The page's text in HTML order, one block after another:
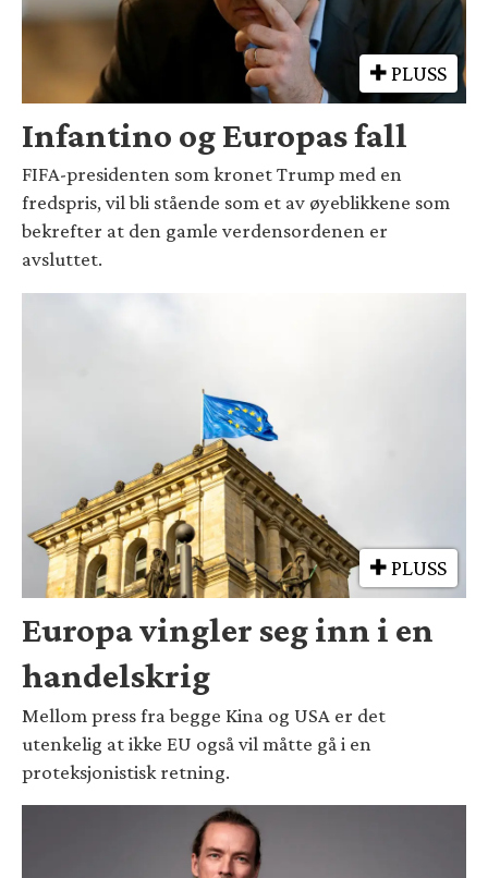
PLUSS
Infantino og Europas fall
FIFA-presidenten som kronet Trump med en
fredspris, vil bli stående som et av øyeblikkene som
bekrefter at den gamle verdensordenen er
avsluttet.
PLUSS
Europa vingler seg inn i en
handelskrig
Mellom press fra begge Kina og USA er det
utenkelig at ikke EU også vil måtte gå i en
proteksjonistisk retning.